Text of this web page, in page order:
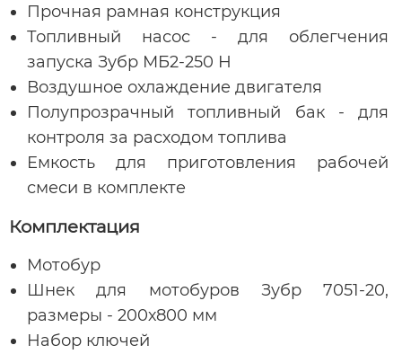
Прочная рамная конструкция
Топливный насос - для облегчения
запуска Зубр МБ2-250 Н
Воздушное охлаждение двигателя
Полупрозрачный топливный бак - для
контроля за расходом топлива
Емкость для приготовления рабочей
смеси в комплекте
Комплектация
Мотобур
Шнек для мотобуров Зубр 7051-20,
размеры - 200х800 мм
Набор ключей